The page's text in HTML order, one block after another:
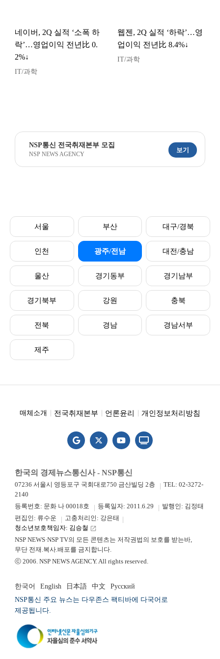
네이버, 2Q 실적 ‘소폭 하
락’…영업이익 전년比 0.
2%↓
IT/과학
웹젠, 2Q 실적 ‘하락’…영
업이익 전년比 8.4%↓
IT/과학
NSP통신 전국취재본부 모집
NSP NEWS AGENCY
보기
서울 부산 대구/경북
인천 광주/전남 대전/충남
울산 경기동부 경기남부
경기북부 강원 충북
전북 경남 경남서부
제주
매체소개 전국취재본부 언론윤리 개인정보처리방침
한국의 경제뉴스통신사 - NSP통신
07236 서울시 영등포구 국회대로750 금산빌딩 2층
TEL: 02-3272-
2140
등록번호: 문화 나 00018호
등록일자: 2011.6.29
발행인: 김정태
편집인: 류수운
고충처리인: 강은태
청소년보호책임자: 김승철 launch
NSP NEWS·NSP TV의 모든 콘텐츠는 저작권법의 보호를 받는바,
무단 전재.복사.배포를 금지합니다.
ⓒ 2006. NSP NEWS AGENCY. All rights reserved.
한국어 English 日本語 中文
Русский
NSP통신 주요 뉴스는 다우존스 팩티바에 다국어로
제공됩니다.